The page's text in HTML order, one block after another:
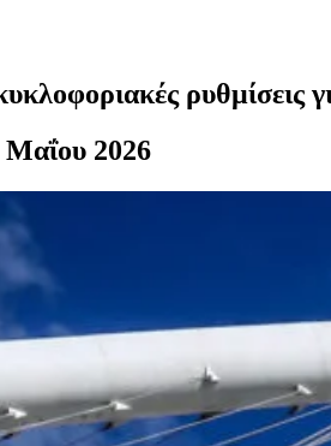
ρυθμίσεις
Μαΐου 2026